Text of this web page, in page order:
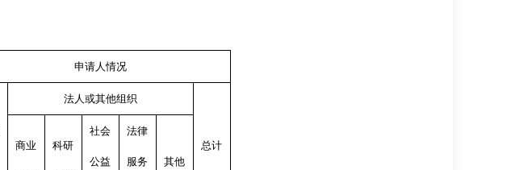
申请人情况
法人或其他组织
总计
商业 科研
社会
公益
法律
服务 其他